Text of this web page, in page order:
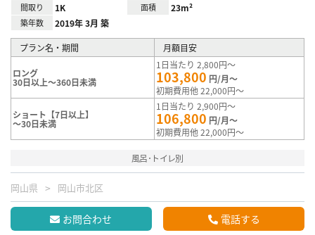
間取り 1K 面積 23m²
築年数 2019年 3月 築
プラン名・期間 月額目安
ロング
30日以上～360日未満
1日当たり 2,800円～
103,800 円/月～
初期費用他 22,000円～
ショート【7日以上】
～30日未満
1日当たり 2,900円～
106,800 円/月～
初期費用他 22,000円～
風呂･トイレ別
岡山県 岡山市北区
お問合わせ 電話する